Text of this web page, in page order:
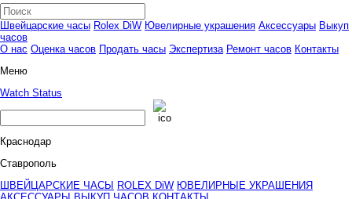
Швейцарские часы Rolex DiW Ювелирные украшения Аксессуары Выкуп
часов
О нас Оценка часов Продать часы Экспертиза Ремонт часов Контакты
Меню
Watch Status
Краснодар
Ставрополь
ШВЕЙЦАРСКИЕ ЧАСЫ
ROLEX DiW ЮВЕЛИРНЫЕ УКРАШЕНИЯ